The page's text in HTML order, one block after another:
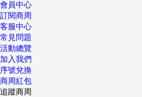
會員中心
訂閱商周
客服中心
常見問題
活動總覽
加入我們
序號兌換
商周紅包
追蹤商周